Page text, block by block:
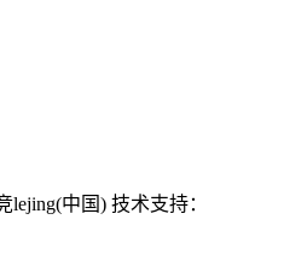
中国) 技术支持：